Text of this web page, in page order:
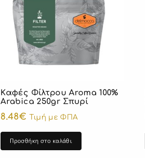
Καφές Φίλτρου Aroma 100%
Arabica 250gr Σπυρί
8.48€ Τιμή με ΦΠΑ
Προσθήκη στο καλάθι